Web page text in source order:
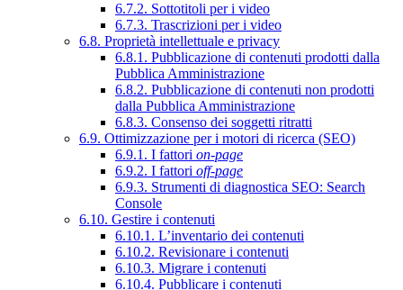
6.7.2. Sottotitoli per i video
6.7.3. Trascrizioni per i video
6.8. Proprietà intellettuale e privacy
6.8.1. Pubblicazione di contenuti prodotti dalla
Pubblica Amministrazione
6.8.2. Pubblicazione di contenuti non prodotti
dalla Pubblica Amministrazione
6.8.3. Consenso dei soggetti ritratti
6.9. Ottimizzazione per i motori di ricerca (SEO)
6.9.1. I fattori on-page
6.9.2. I fattori off-page
6.9.3. Strumenti di diagnostica SEO: Search
Console
6.10. Gestire i contenuti
6.10.1. L’inventario dei contenuti
6.10.2. Revisionare i contenuti
6.10.3. Migrare i contenuti
6.10.4. Pubblicare i contenuti